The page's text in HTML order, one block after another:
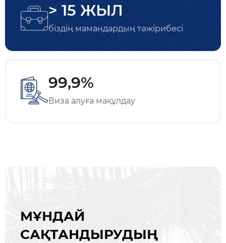
> 15 ЖЫЛ
біздің мамандардың тәжірибесі
99,9%
Виза алуға мақұлдау
МҰНДАЙ
САҚТАНДЫРУДЫҢ